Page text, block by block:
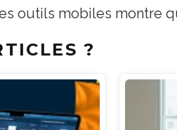
outils mobiles montre
?